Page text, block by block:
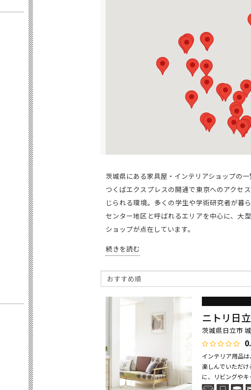
茨城県にある家具屋・インテリアショップの一
つくばエクスプレスの開通で東京へのアクセ
じられる環境。多くの学生や学術研究者が暮
センター地区と呼ばれるエリアを中心に、大
ショップが点在しています。
続きを読む
ニトリ日
茨城県日立市
インテリア用品
楽しんでいただ
に、リビングや